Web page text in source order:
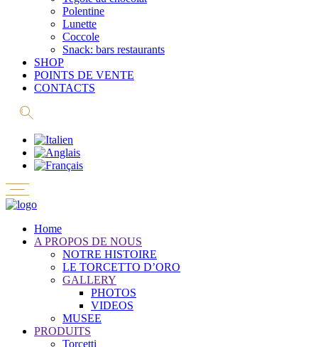
Polentine
Lunette
Coccole
Snack: bars restaurants
SHOP
POINTS DE VENTE
CONTACTS
Home
A PROPOS DE NOUS
NOTRE HISTOIRE
LE TORCETTO D’ORO
GALLERY
PHOTOS
VIDEOS
MUSEE
PRODUITS
Torcetti